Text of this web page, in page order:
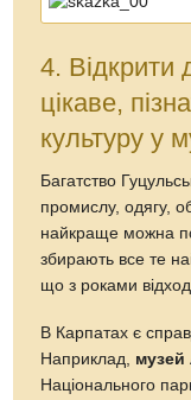
4. Відкрити
цікаве,
культуру у
Багатство
промислу, одягу,
найкраще можна
збирають все те
що з роками
В Карпатах є
Наприклад, музей
Національного